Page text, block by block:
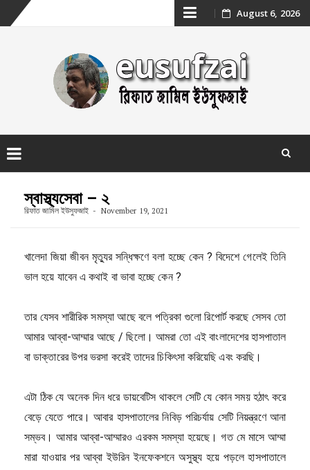
Skip
content
August 6, 2026
content
স্বাস্থ্যসেবা – ২
রিফাত জামিল ইউসুফজাই November 19, 2021
খালেদা জিয়া জীবন মৃত্যুর সন্ধিক্ষণে বলা হচ্ছে কেন ? বিদেশে গেলেই তিনি
ভাল হয়ে যাবেন এ কথাই বা ভাবা হচ্ছে কেন ?
তার যেসব শারীরিক সমস্যা আছে বলে পত্রিকা গুলো রিপোর্ট করছে সেসব তো
আমার আব্বা-আম্মার আছে / ছিলো। আমরা তো এই বাংলাদেশের হাসপাতাল
বা ডাক্তারের উপর ভরসা করেই তাদের চিকিৎসা করিয়েছি এবং করছি।
এটা ঠিক যে অনেক দিন ধরে ডায়বেটিস থাকলে সেটি যে কোন সময় হঠাৎ করে
বেড়ে যেতে পারে। আবার হাসপাতালের নিবিড় পরিচর্যায় সেটি নিয়ন্ত্রণে আনা
সম্ভব। আমার আব্বা-আম্মারও এরকম সমস্যা হয়েছে। গত মে মাসে আম্মা
মারা যাওয়ার পর আব্বা ইউরিন ইনফেকশনে অসুস্থ্য হয়ে পড়লে হাসপাতালে